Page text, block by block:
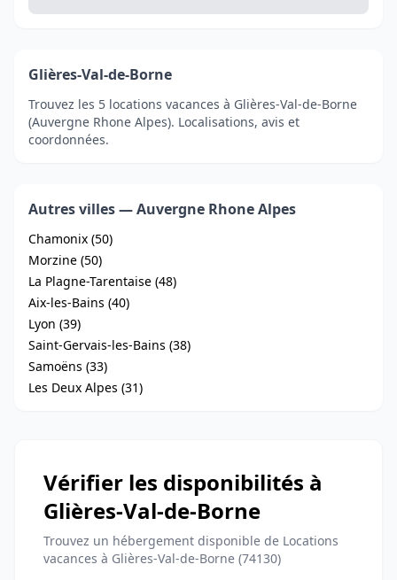
Glières-Val-de-Borne
Trouvez les 5 locations vacances à Glières-Val-de-Borne
(Auvergne Rhone Alpes). Localisations, avis et
coordonnées.
Autres villes — Auvergne Rhone Alpes
Chamonix (50)
Morzine (50)
La Plagne-Tarentaise (48)
Aix-les-Bains (40)
Lyon (39)
Saint-Gervais-les-Bains (38)
Samoëns (33)
Les Deux Alpes (31)
Vérifier les disponibilités à
Glières-Val-de-Borne
Trouvez un hébergement disponible de Locations
vacances à Glières-Val-de-Borne (74130)